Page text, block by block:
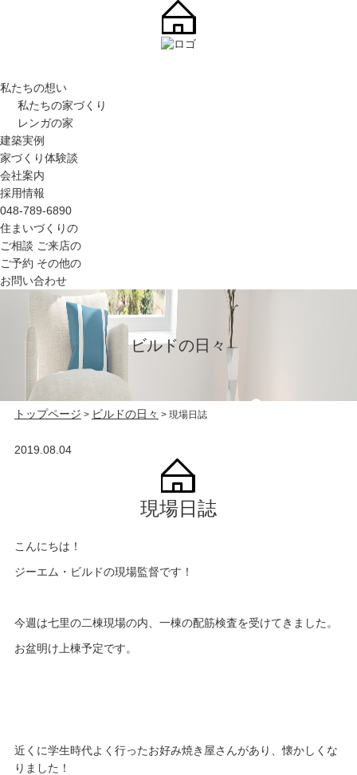
私たちの想い
私たちの家づくり
レンガの家
建築実例
家づくり体験談
会社案内
採用情報
048-789-6890
住まいづくりの
ご相談 ご来店の
ご予約 その他の
お問い合わせ
ビルドの日々
トップページ > ビルドの日々 > 現場日誌
2019.08.04
現場日誌
こんにちは！
ジーエム・ビルドの現場監督です！
今週は七里の二棟現場の内、一棟の配筋検査を受けてきました。
お盆明け上棟予定です。
近くに学生時代よく行ったお好み焼き屋さんがあり、懐かしくな
りました！